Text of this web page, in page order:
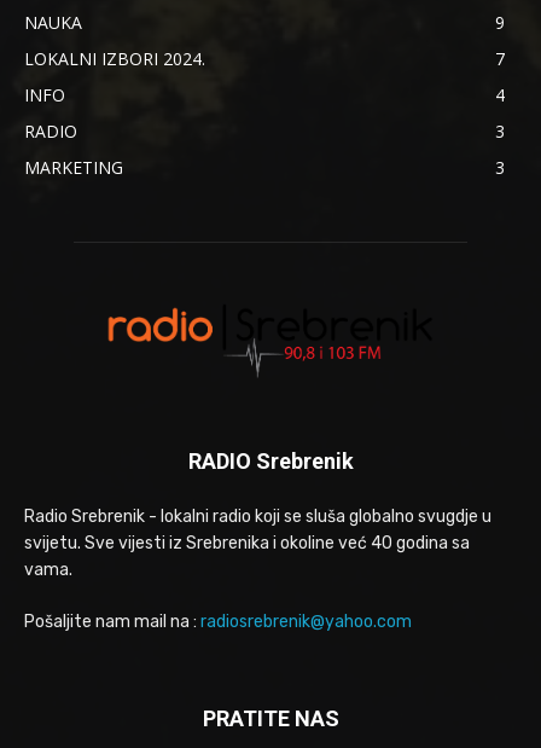
NAUKA
9
LOKALNI IZBORI 2024.
7
INFO
4
RADIO
3
MARKETING
3
RADIO Srebrenik
Radio Srebrenik - lokalni radio koji se sluša globalno svugdje u
svijetu. Sve vijesti iz Srebrenika i okoline već 40 godina sa
vama.
Pošaljite nam mail na : radiosrebrenik@yahoo.com
PRATITE NAS